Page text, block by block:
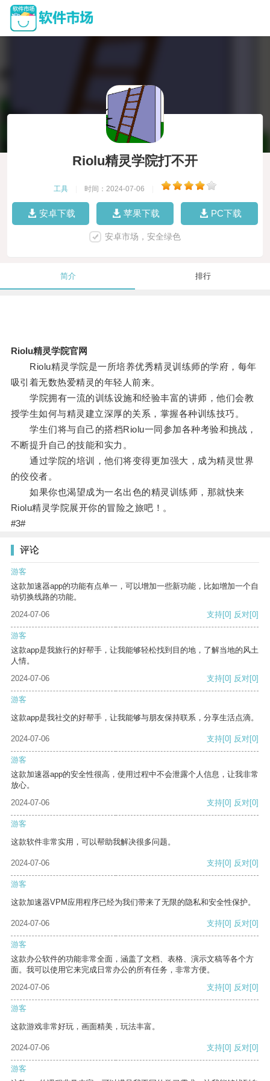
Riolu精灵学院打不开
工具 时间：2024-07-06
安卓下载 苹果下载 PC下载
安卓市场，安全绿色
简介 排行
Riolu精灵学院官网
Riolu精灵学院是一所培养优秀精灵训练师的学府，每年
吸引着无数热爱精灵的年轻人前来。
学院拥有一流的训练设施和经验丰富的讲师，他们会教
授学生如何与精灵建立深厚的关系，掌握各种训练技巧。
学生们将与自己的搭档Riolu一同参加各种考验和挑战，
不断提升自己的技能和实力。
通过学院的培训，他们将变得更加强大，成为精灵世界
的佼佼者。
如果你也渴望成为一名出色的精灵训练师，那就快来
Riolu精灵学院展开你的冒险之旅吧！。
#3#
评论
游客
这款加速器app的功能有点单一，可以增加一些新功能，比如增加一个自
动切换线路的功能。
2024-07-06
支持[0] 反对[0]
游客
这款app是我旅行的好帮手，让我能够轻松找到目的地，了解当地的风土
人情。
2024-07-06
支持[0] 反对[0]
游客
这款app是我社交的好帮手，让我能够与朋友保持联系，分享生活点滴。
2024-07-06 支持[0] 反对[0]
游客
这款加速器app的安全性很高，使用过程中不会泄露个人信息，让我非常
放心。
2024-07-06
支持[0] 反对[0]
游客
这款软件非常实用，可以帮助我解决很多问题。
2024-07-06 支持[0] 反对[0]
游客
这款加速器VPM应用程序已经为我们带来了无限的隐私和安全性保护。
2024-07-06 支持[0] 反对[0]
游客
这款办公软件的功能非常全面，涵盖了文档、表格、演示文稿等各个方
面。我可以使用它来完成日常办公的所有任务，非常方便。
2024-07-06
支持[0] 反对[0]
游客
这款游戏非常好玩，画面精美，玩法丰富。
2024-07-06 支持[0] 反对[0]
游客